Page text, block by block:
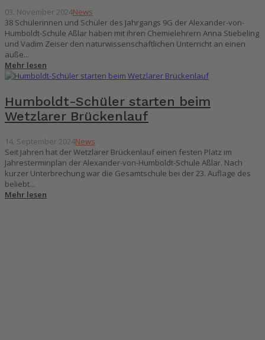
03. November 2024News
38 Schülerinnen und Schüler des Jahrgangs 9G der Alexander-von-
Humboldt-Schule Aßlar haben mit ihren Chemielehrern Anna Stiebeling
und Vadim Zeiser den naturwissenschaftlichen Unterricht an einen
auße...
Mehr lesen
Humboldt-Schüler starten beim
Wetzlarer Brückenlauf
14. September 2024News
Seit Jahren hat der Wetzlarer Brückenlauf einen festen Platz im
Jahresterminplan der Alexander-von-Humboldt-Schule Aßlar. Nach
kurzer Unterbrechung war die Gesamtschule bei der 23. Auflage des
beliebt...
Mehr lesen